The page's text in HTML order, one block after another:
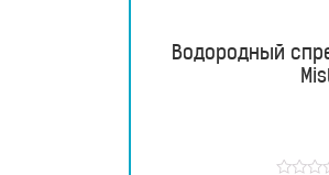
ВодородныеВодородный